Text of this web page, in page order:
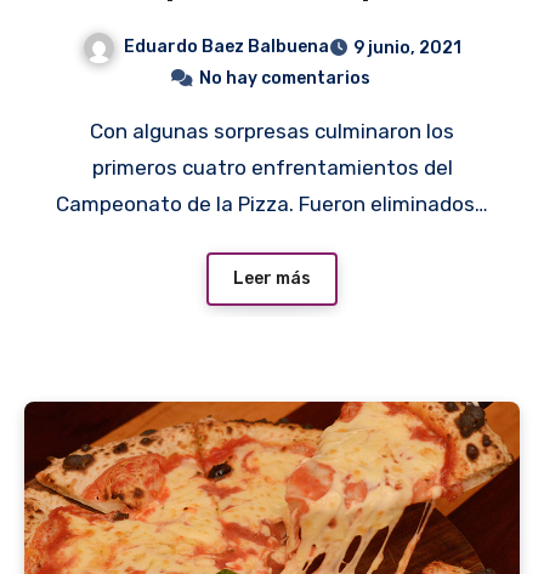
Eduardo Baez Balbuena
9 junio, 2021
No hay comentarios
Con algunas sorpresas culminaron los
primeros cuatro enfrentamientos del
Campeonato de la Pizza. Fueron eliminados…
Leer más